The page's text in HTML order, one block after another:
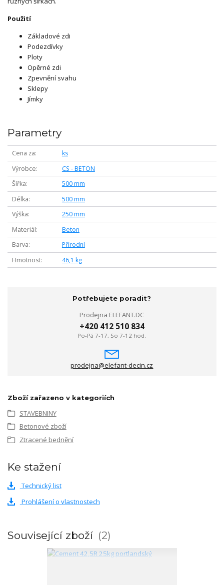
Použití
Základové zdi
Podezdívky
Ploty
Opěrné zdi
Zpevnění svahu
Sklepy
Jímky
Parametry
Cena za
ks
Výrobce
CS - BETON
Šířka
500 mm
Délka
500 mm
Výška
250 mm
Materiál
Beton
Barva
Přírodní
Hmotnost
46,1 kg
Potřebujete poradit?
Prodejna ELEFANT.DC
+420 412 510 834
Po-Pá 7-17, So 7-12 hod.
prodejna@elefant-decin.cz
Zboží zařazeno v kategoriích
STAVEBNINY
Betonové zboží
Ztracené bednění
Ke stažení
Technický list
Prohlášení o vlastnostech
Související zboží 2